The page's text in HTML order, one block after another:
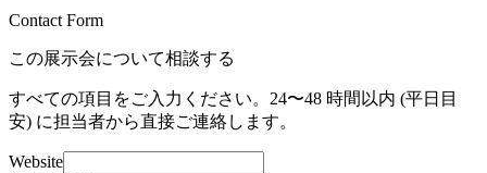
Contact Form
この展示会について相談する
すべての項目をご入力ください。24〜48 時間以内 (平日目
安) に担当者から直接ご連絡します。
Website